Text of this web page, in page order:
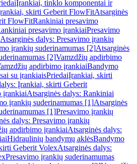
Įrankiai, tinklo komponentai ir
skirti Geberit FlowFitAtsarginės
FlowFitRankiniai presavimo
presavimo įrankiaiPresavimo
Atsarginės dalys: Presavimo įrankių
įrankių suderinamumas [2]Atsarginės
[2]Vamzdžių apdirbimo
apdirbimo įrankiaiBandymo
su įrankiaisPriedaiĮrankiai, skirti
Įrankiai, skirti Geberit
įrankiaiAtsarginės dalys: Rankiniai
įrankių suderinamumas [1]Atsarginės
[1]Presavimo įrankių
dalys: Presavimo įrankių
apdirbimo įrankiaiAtsarginės dalys:
Hidraulinių bandymų aklėsBandymo
Geberit VolexAtsarginės dalys:
Presavimo įrankių suderinamumas